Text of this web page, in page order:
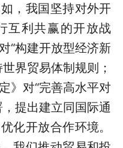
，我国坚持对外开
互利共赢的开放战
“构建开放型经济新
界贸易体制规则；
》对“完善高水平对
提出建立同国际通
化开放合作环境。